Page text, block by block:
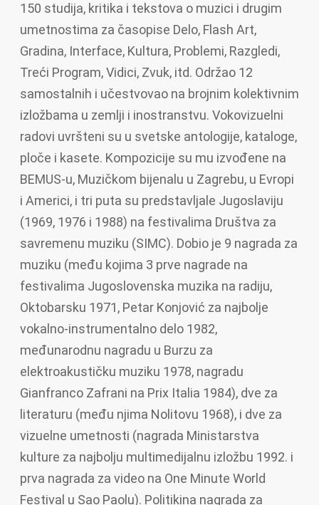
150 studija, kritika i tekstova o muzici i drugim
umetnostima za časopise Delo, Flash Art,
Gradina, Interface, Kultura, Problemi, Razgledi,
Treći Program, Vidici, Zvuk, itd. Održao 12
samostalnih i učestvovao na brojnim kolektivnim
izložbama u zemlji i inostranstvu. Vokovizuelni
radovi uvršteni su u svetske antologije, kataloge,
ploče i kasete. Kompozicije su mu izvođene na
BEMUS-u, Muzičkom bijenalu u Zagrebu, u Evropi
i Americi, i tri puta su predstavljale Jugoslaviju
(1969, 1976 i 1988) na festivalima Društva za
savremenu muziku (SIMC). Dobio je 9 nagrada za
muziku (među kojima 3 prve nagrade na
festivalima Jugoslovenska muzika na radiju,
Oktobarsku 1971, Petar Konjović za najbolje
vokalno-instrumentalno delo 1982,
međunarodnu nagradu u Burzu za
elektroakustičku muziku 1978, nagradu
Gianfranco Zafrani na Prix Italia 1984), dve za
literaturu (među njima Nolitovu 1968), i dve za
vizuelne umetnosti (nagrada Ministarstva
kulture za najbolju multimedijalnu izložbu 1992. i
prva nagrada za video na One Minute World
Festival u Sao Paolu). Politikina nagrada za